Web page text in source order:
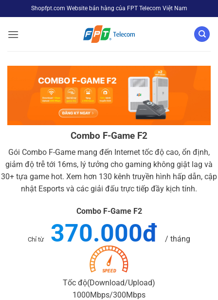
qua
nội
Shopfpt.com Website bán hàng của FPT Telecom Việt Nam
Combo F-Game F2
Gói Combo F-Game mang đến Internet tốc độ cao, ổn định,
giảm độ trễ tới 16ms, lý tưởng cho gaming không giật lag và
30+ tựa game hot. Xem hơn 130 kênh truyền hình hấp dẫn, cập
nhật Esports và các giải đấu trực tiếp đầy kịch tính.
Combo F-Game F2
Chỉ từ 370.000đ / tháng
Tốc độ(Download/Upload)
1000Mbps/300Mbps